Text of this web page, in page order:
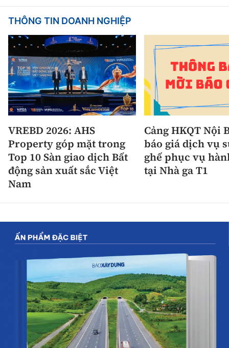
THÔNG TIN DOANH NGHIỆP
VREBD 2026: AHS
Property góp mặt trong
Top 10 Sàn giao dịch Bất
động sản xuất sắc Việt
Nam
Cảng HKQT Nội
báo giá dịch vụ
ghế phục vụ
tại Nhà ga T1